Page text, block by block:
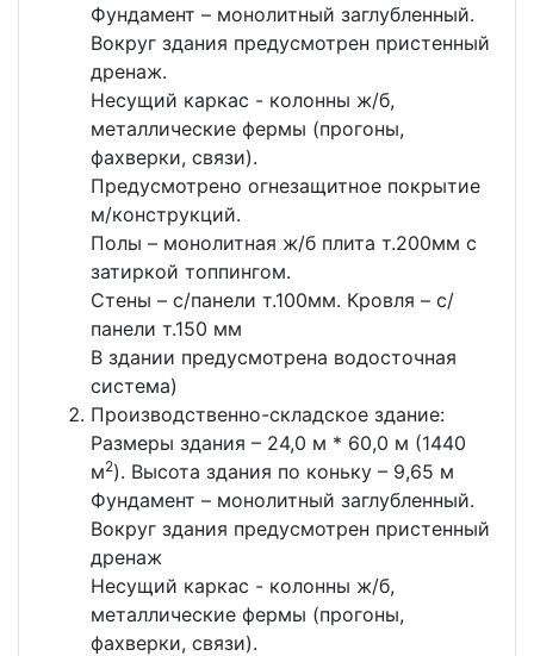
Фундамент – монолитный заглубленный.
Вокруг здания предусмотрен пристенный
дренаж.
Несущий каркас - колонны ж/б,
металлические фермы (прогоны,
фахверки, связи).
Предусмотрено огнезащитное покрытие
м/конструкций.
Полы – монолитная ж/б плита т.200мм с
затиркой топпингом.
Стены – с/панели т.100мм. Кровля – с/
панели т.150 мм
В здании предусмотрена водосточная
система)
Производственно-складское здание:
Размеры здания – 24,0 м * 60,0 м (1440
м2). Высота здания по коньку – 9,65 м
Фундамент – монолитный заглубленный.
Вокруг здания предусмотрен пристенный
дренаж
Несущий каркас - колонны ж/б,
металлические фермы (прогоны,
фахверки, связи).